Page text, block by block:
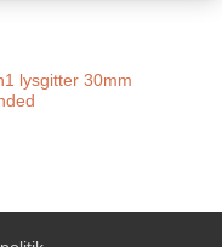
lysgitter 30mm